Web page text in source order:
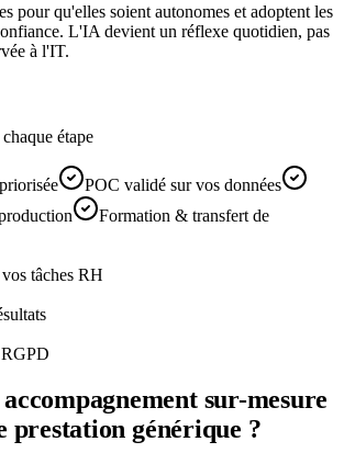
pour qu'elles soient autonomes et adoptent les
L'IA devient un réflexe quotidien, pas
à l'IT.
étape
POC validé sur vos données
Formation & transfert de
tâches RH
sur-mesure
prestation générique ?